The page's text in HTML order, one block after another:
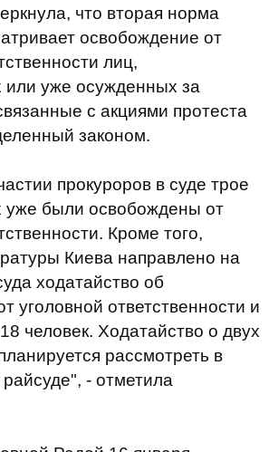
что вторая норма
освобождение от
лиц,
или уже осужденных за
с акциями протеста
законом.
прокуроров в суде трое
уже были освобождены от
Кроме того,
Киева направлено на
ходатайство об
уголовной ответственности и
человек. Ходатайство о двух
рассмотреть в
- отметила